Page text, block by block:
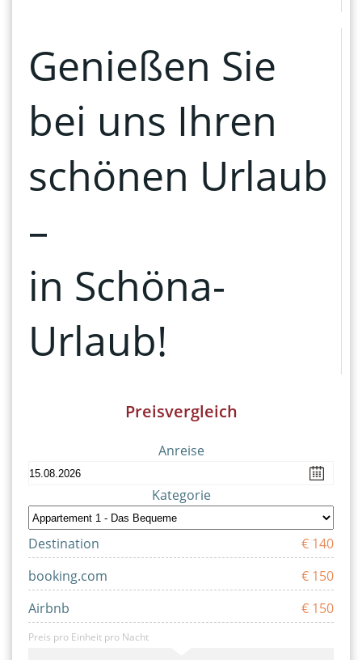
Genießen Sie
bei uns Ihren
schönen Urlaub
–
in Schöna-
Urlaub!
Preisvergleich
Anreise
Kategorie
Destination
€ 140
booking.com
€ 150
Airbnb
€ 150
Preis pro Einheit pro Nacht